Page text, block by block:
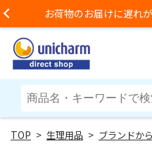
Previousお荷物のお届けに遅れ
> 生理用品 > ブランドか